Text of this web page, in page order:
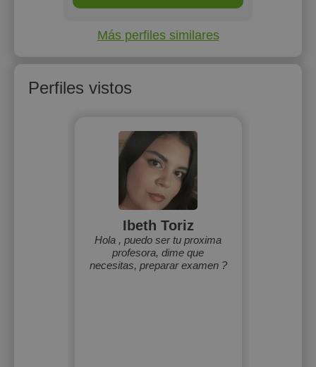
Más perfiles similares
Perfiles vistos
Ibeth Toriz
Hola , puedo ser tu proxima
profesora, dime que
necesitas, preparar examen ?